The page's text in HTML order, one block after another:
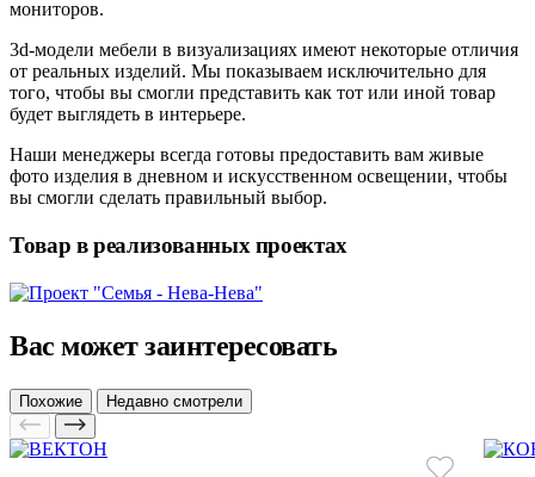
мониторов.
3d-модели мебели в визуализациях имеют некоторые отличия
от реальных изделий. Мы показываем исключительно для
того, чтобы вы смогли представить как тот или иной товар
будет выглядеть в интерьере.
Наши менеджеры всегда готовы предоставить вам живые
фото изделия в дневном и искусственном освещении, чтобы
вы смогли сделать правильный выбор.
Товар в реализованных проектах
Вас может заинтересовать
Похожие Недавно смотрели